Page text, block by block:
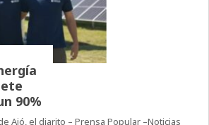
90%
Ajó, el diarito – Prensa Popular –Noticias